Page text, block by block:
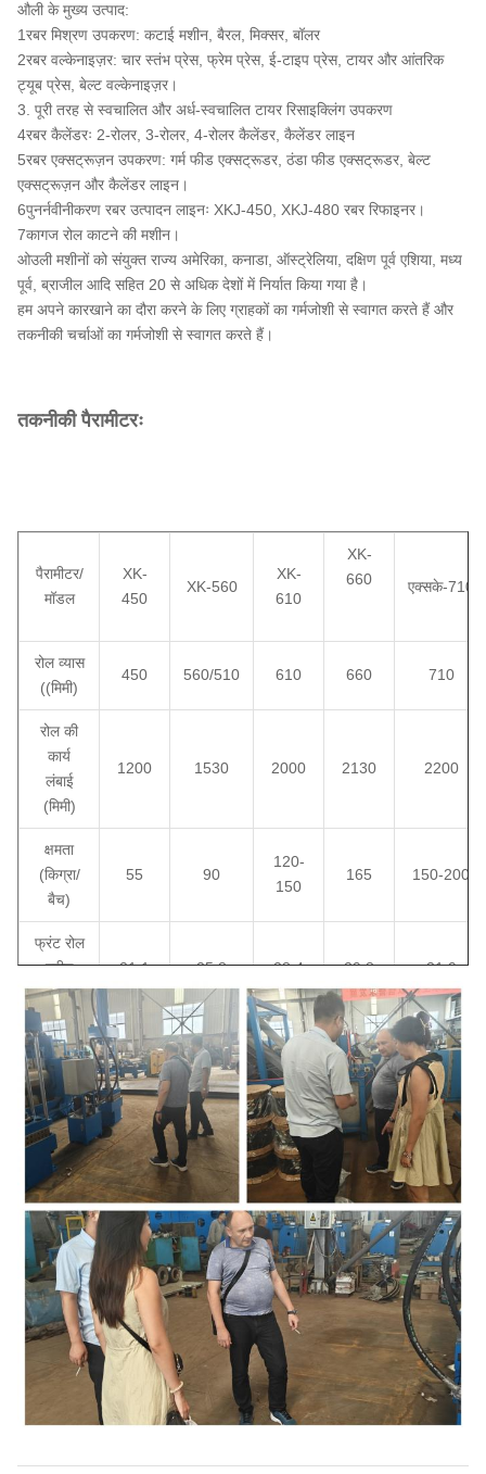
औली के मुख्य उत्पाद:
1रबर मिश्रण उपकरण: कटाई मशीन, बैरल, मिक्सर, बॉलर
2रबर वल्केनाइज़र: चार स्तंभ प्रेस, फ्रेम प्रेस, ई-टाइप प्रेस, टायर और आंतरिक
ट्यूब प्रेस, बेल्ट वल्केनाइज़र।
3. पूरी तरह से स्वचालित और अर्ध-स्वचालित टायर रिसाइक्लिंग उपकरण
4रबर कैलेंडरः 2-रोलर, 3-रोलर, 4-रोलर कैलेंडर, कैलेंडर लाइन
5रबर एक्सट्रूज़न उपकरण: गर्म फीड एक्सट्रूडर, ठंडा फीड एक्सट्रूडर, बेल्ट
एक्सट्रूज़न और कैलेंडर लाइन।
6पुनर्नवीनीकरण रबर उत्पादन लाइनः XKJ-450, XKJ-480 रबर रिफाइनर।
7कागज रोल काटने की मशीन।
ओउली मशीनों को संयुक्त राज्य अमेरिका, कनाडा, ऑस्ट्रेलिया, दक्षिण पूर्व एशिया, मध्य
पूर्व, ब्राजील आदि सहित 20 से अधिक देशों में निर्यात किया गया है।
हम अपने कारखाने का दौरा करने के लिए ग्राहकों का गर्मजोशी से स्वागत करते हैं और
तकनीकी चर्चाओं का गर्मजोशी से स्वागत करते हैं।
तकनीकी पैरामीटरः
पैरामीटर/
मॉडल
XK-
450
XK-560
XK-
610
XK-
660
एक्सके-710
रोल व्यास
((मिमी)
450 560/510 610 660 710
रोल की
कार्य
लंबाई
(मिमी)
1200 1530 2000 2130 2200
क्षमता
(किग्रा/
बैच)
55 90
120-
150
165 150-200
फ्रंट रोल
स्पीड
(m/min)
21,1 25.8 28.4 29.8 31,9
रोल स्पीड
अनुपात
1:1.27 1:1.17 1:1.18 1:1.09 1:1.15
मोटर
शक्ति
(KW)
55 90/110 160 250 285
लंबाई
((मिमी)
5035 7100 7240 7300 8246
चौड़ाई
((मिमी)
1808 2438 3872 3900 3556
ऊँचाई
((मिमी)
1835 1600 1840 1840 2270
(किग्रा)
12000 20000 44000 51000